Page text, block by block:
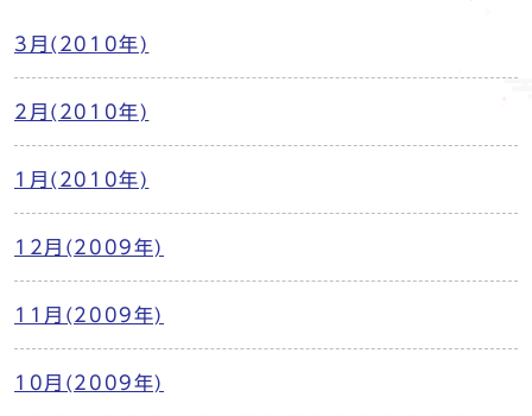
3月(2010年)
2月(2010年)
1月(2010年)
12月(2009年)
11月(2009年)
10月(2009年)